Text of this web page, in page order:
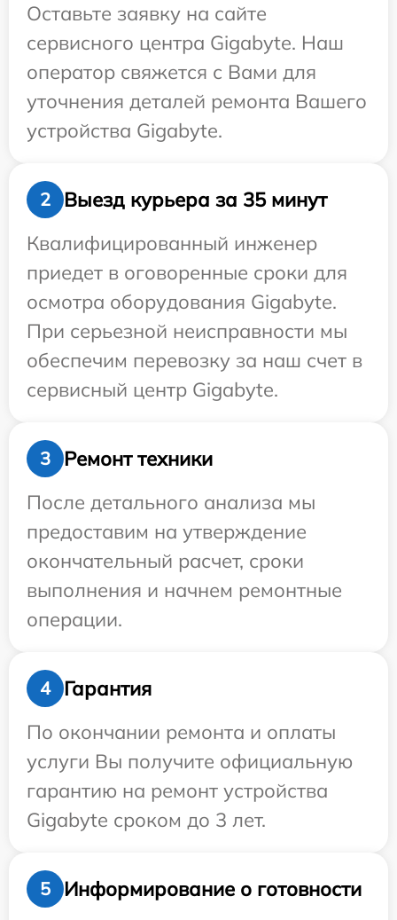
Оставьте заявку на сайте
сервисного центра Gigabyte. Наш
оператор свяжется с Вами для
уточнения деталей ремонта Вашего
устройства Gigabyte.
2
Выезд курьера за 35 минут
Квалифицированный инженер
приедет в оговоренные сроки для
осмотра оборудования Gigabyte.
При серьезной неисправности мы
обеспечим перевозку за наш счет в
сервисный центр Gigabyte.
3
Ремонт техники
После детального анализа мы
предоставим на утверждение
окончательный расчет, сроки
выполнения и начнем ремонтные
операции.
4
Гарантия
По окончании ремонта и оплаты
услуги Вы получите официальную
гарантию на ремонт устройства
Gigabyte сроком до 3 лет.
5 Информирование о готовности